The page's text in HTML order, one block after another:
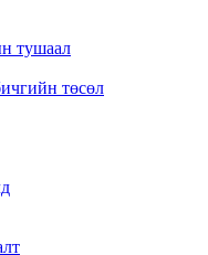
тушаал
төсөл